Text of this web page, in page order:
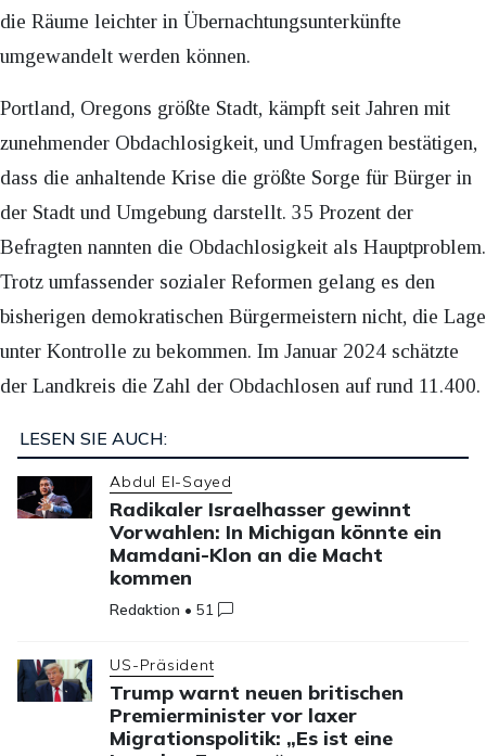
die Räume leichter in Übernachtungsunterkünfte
umgewandelt werden können.
Portland, Oregons größte Stadt, kämpft seit Jahren mit
zunehmender Obdachlosigkeit, und Umfragen bestätigen,
dass die anhaltende Krise die größte Sorge für Bürger in
der Stadt und Umgebung darstellt. 35 Prozent der
Befragten nannten die Obdachlosigkeit als Hauptproblem.
Trotz umfassender sozialer Reformen gelang es den
bisherigen demokratischen Bürgermeistern nicht, die Lage
unter Kontrolle zu bekommen. Im Januar 2024 schätzte
der Landkreis die Zahl der Obdachlosen auf rund 11.400.
LESEN SIE AUCH:
Abdul El-Sayed
Radikaler Israelhasser gewinnt
Vorwahlen: In Michigan könnte ein
Mamdani-Klon an die Macht
kommen
Redaktion •51
US-Präsident
Trump warnt neuen britischen
Premierminister vor laxer
Migrationspolitik: „Es ist eine